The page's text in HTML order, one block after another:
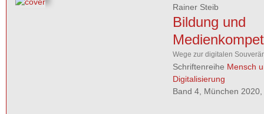
Rainer Steib
Bildung und
Wege zur digitalen
Schriftenreihe Mensch
Digitalisierung
Band 4, München